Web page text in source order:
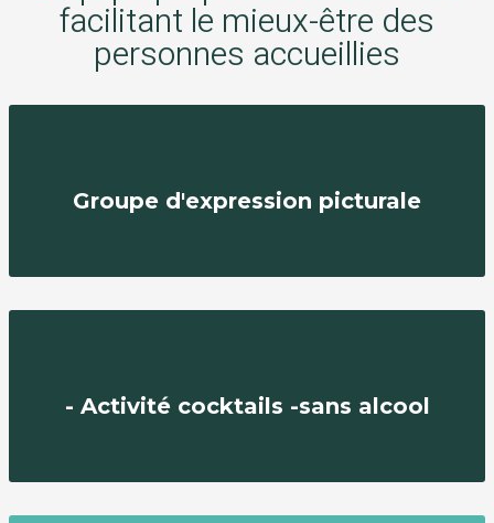
facilitant le mieux-être des
personnes accueillies
Groupe d'expression picturale
- Activité cocktails -sans alcool